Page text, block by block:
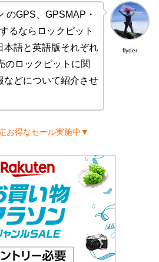
flyder
のGPS、GPSMAP・
るならロックピット
本語と英語版それぞれ
のロックピットに関
などについて紹介させ
お得なセール実施中▼